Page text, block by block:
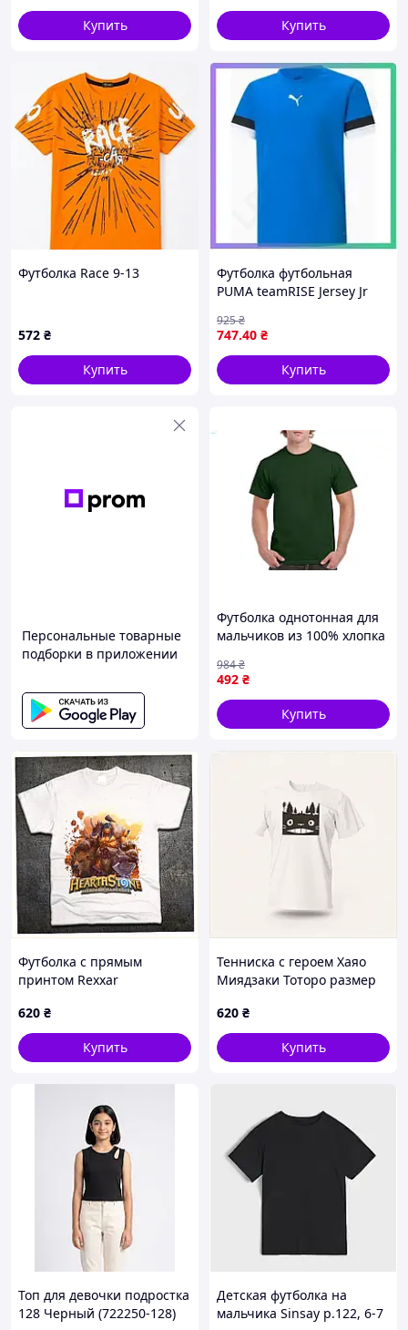
Купить
Купить
Футболка Race 9-13
572 ₴
Купить
Футболка футбольная
PUMA teamRISE Jersey Jr
спортивная одежда для
игры в футбол SKU_704938-
02
747.40 ₴
925₴
Купить
Персональные товарные
подборки в приложении
Футболка однотонная для
мальчиков из 100% хлопка
носки в теплую погоду
492 ₴
984₴
Купить
Футболка с прямым
принтом Rexxar
7584T24E4
620 ₴
Купить
Тенниска с героем Хаяо
Миядзаки Тоторо размер
620 ₴
Купить
Топ для девочки подростка
128 Черный (722250-128)
Детская футболка на
мальчика Sinsay р.122, 6-7